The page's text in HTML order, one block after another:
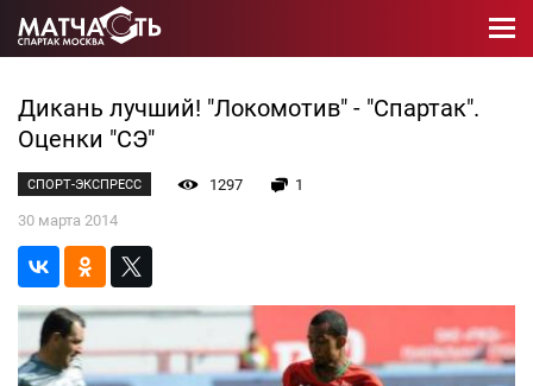
Дикань лучший! "Локомотив" - "Спартак".
Оценки "СЭ"
СПОРТ-ЭКСПРЕСС 1297
1
30 марта 2014